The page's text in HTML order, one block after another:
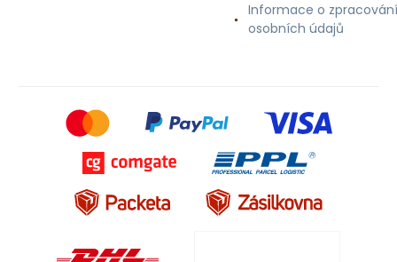
Informace o zpracování
osobních údajů